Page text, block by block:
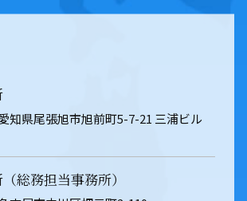
知県尾張旭市旭前町5-7-21 三浦ビル
総務担当事務所）